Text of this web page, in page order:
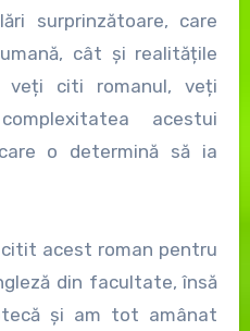
surprinzătoare, care
cât și realitățile
veți citi romanul, veți
acestui
o determină să ia
acest roman pentru
din facultate, însă
și am tot amânat